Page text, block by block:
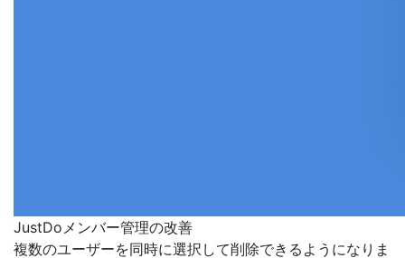
JustDoメンバー管理の改善
複数のユーザーを同時に選択して削除できるようになりま